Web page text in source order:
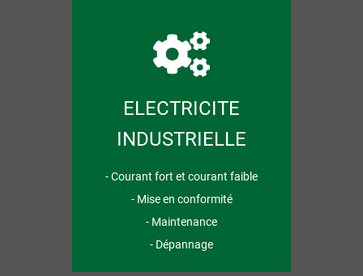
ELECTRICITE
INDUSTRIELLE
- Courant fort et courant faible
- Mise en conformité
- Maintenance
- Dépannage